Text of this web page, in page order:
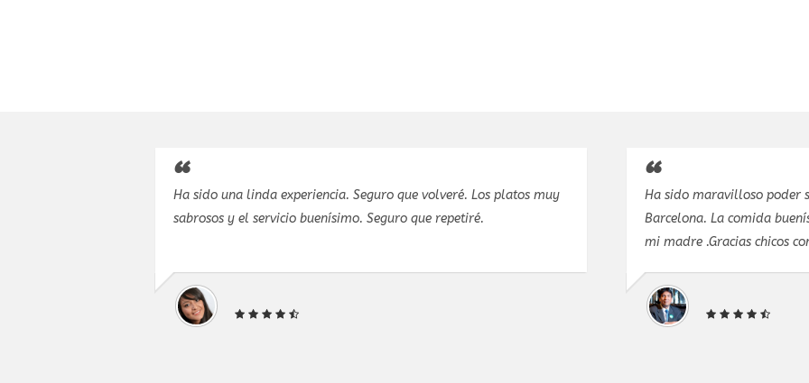
Ha sido una linda experiencia. Seguro que volveré. Los platos muy
sabrosos y el servicio buenísimo. Seguro que repetiré.
Ha sido maravilloso poder
Barcelona. La comida
mi madre .Gracias chicos